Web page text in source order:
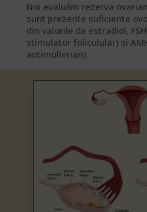
Noi evaluăm rezerva
sunt prezente suficiente
din valorile de estradiol,
stimulator foliculular) și
antimüllerian).